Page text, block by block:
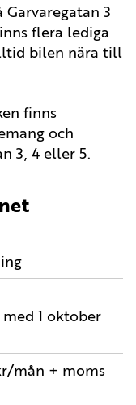
3
flera lediga
bilen nära till
finns
och
3, 4 eller 5.
1 oktober
mån + moms